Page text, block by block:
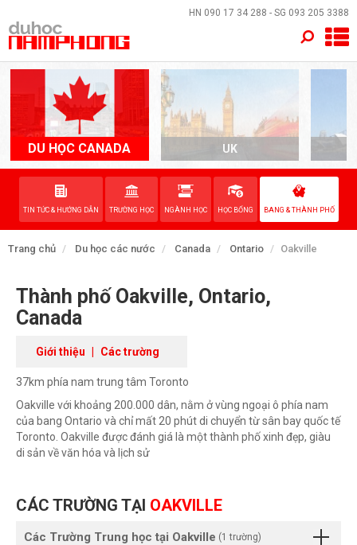
HN 090 17 34 288 - SG 093 205 3388
DU HỌC CANADA UK
TIN TỨC & HƯỚNG DẪN TRƯỜNG HỌC NGÀNH HỌC HỌC BỔNG BANG & THÀNH PHỐ
Trang chủ Du học các nước Canada Ontario Oakville
Thành phố Oakville, Ontario,
Canada
Giới thiệu | Các trường
37km phía nam trung tâm Toronto
Oakville với khoảng 200.000 dân, nằm ở vùng ngoại ô phía nam
của bang Ontario và chỉ mất 20 phút di chuyển từ sân bay quốc tế
Toronto. Oakville được đánh giá là một thành phố xinh đẹp, giàu
di sản về văn hóa và lịch sử
CÁC TRƯỜNG TẠI OAKVILLE
Các Trường Trung học tại Oakville (1 trường)
×
TRANG CHỦ
QUỐC GIA
EVENTS
DỊCH VỤ
VỀ NAM PHONG